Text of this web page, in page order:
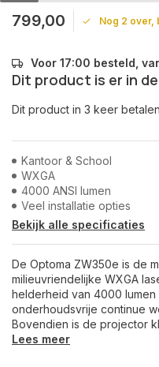
799,00 Nog 2 over,
Voor 17:00 besteld,
Dit product is er in
Dit product in 3 keer
Kantoor & School
WXGA
4000 ANSI lumen
Veel installatie opties
Bekijk alle specificaties
De Optoma ZW350e is de
milieuvriendelijke WXGA
helderheid van 4000
onderhoudsvrije continue
Bovendien is de projector
Lees meer